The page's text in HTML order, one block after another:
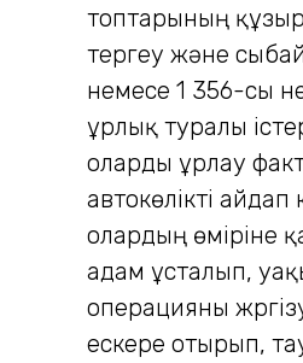
топтарының
тергеу және
немесе 1 356-сы
ұрлық туралы
оларды ұрлау
автокөлікті
олардың өміріне
адам ұс­талып,
операцияны
ескере отырып,